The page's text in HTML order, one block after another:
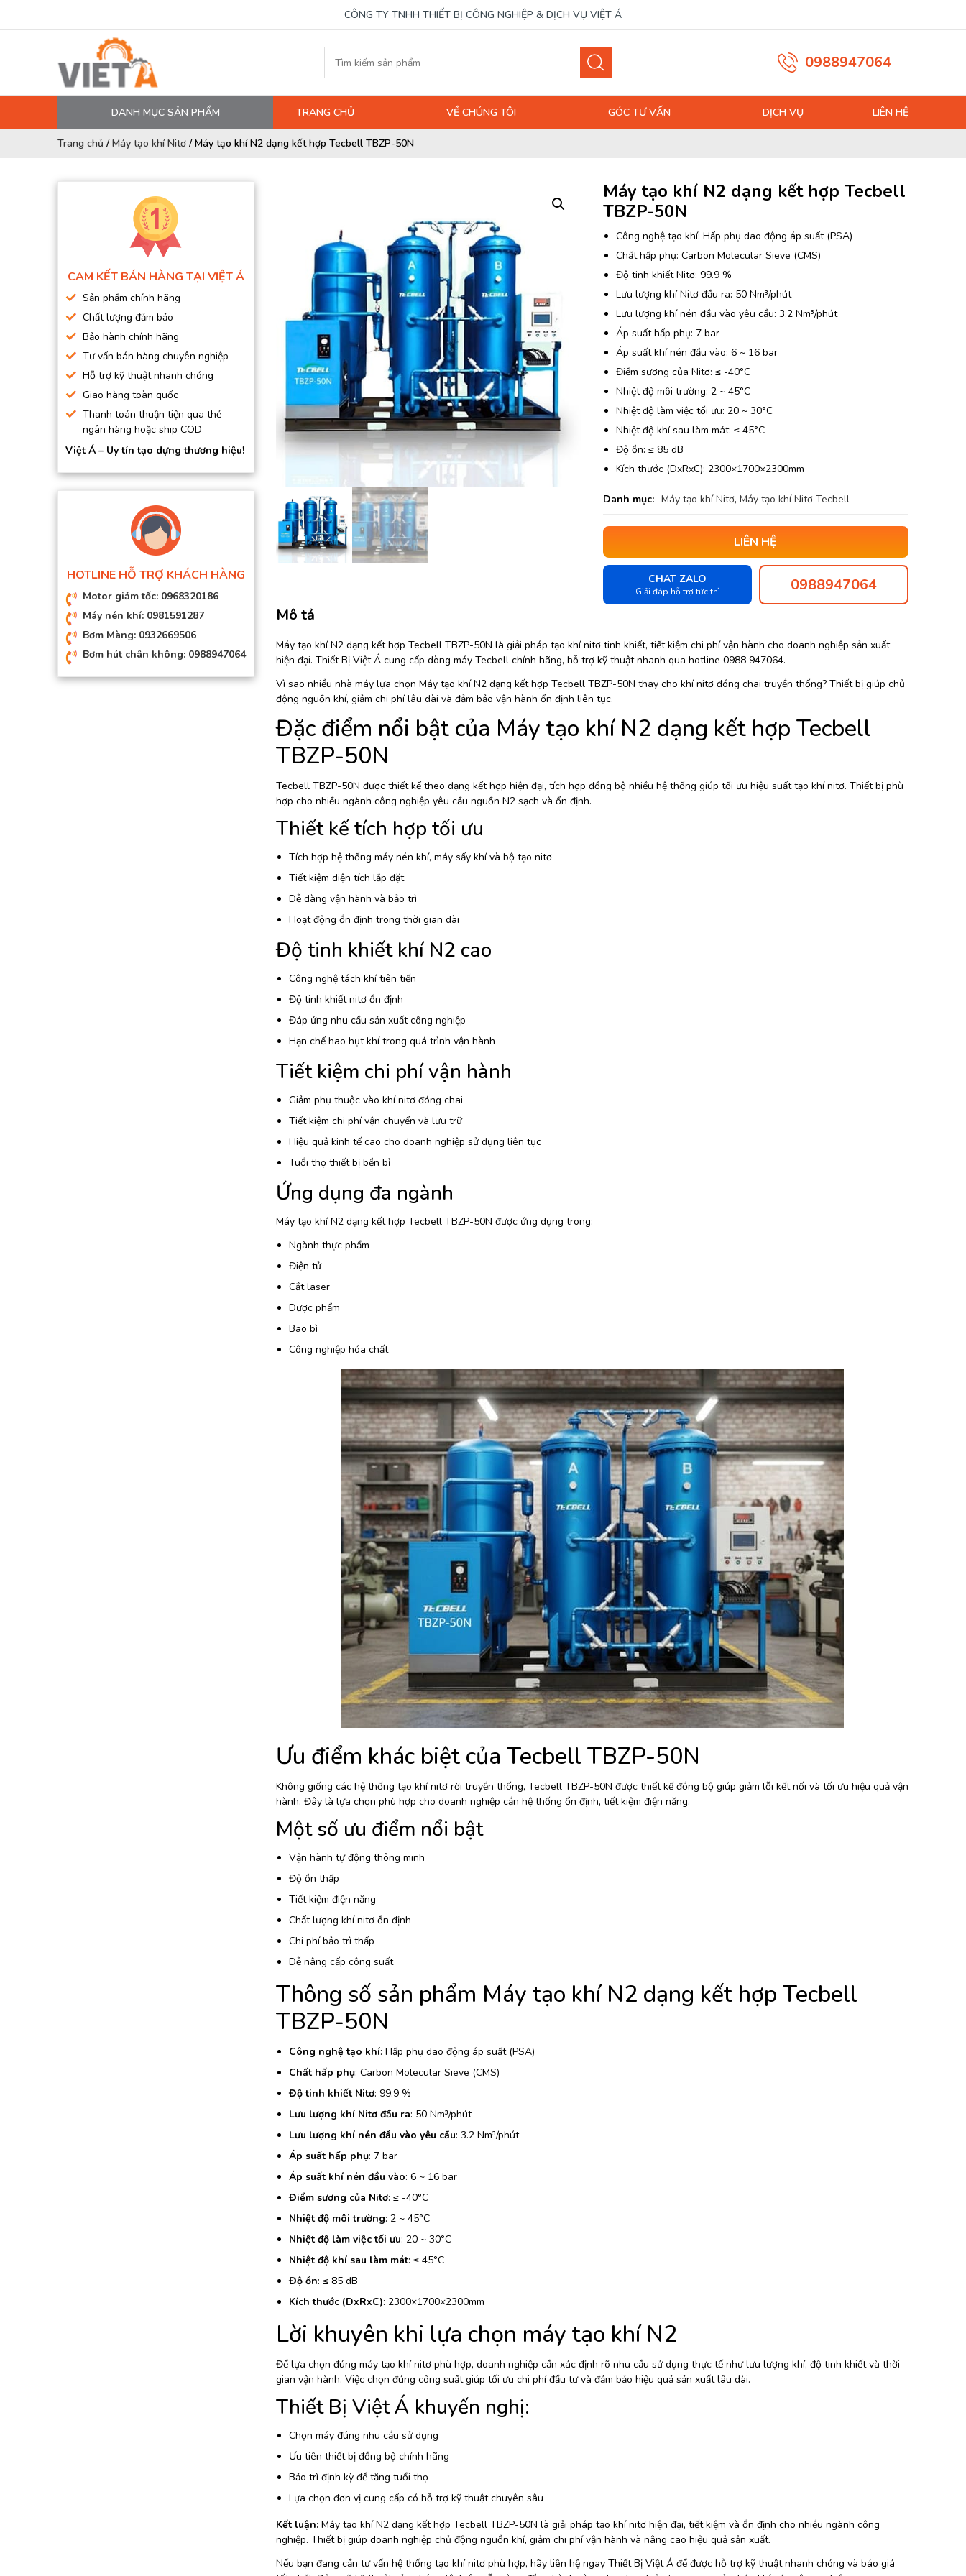
CÔNG TY TNHH THIẾT BỊ CÔNG NGHIỆP & DỊCH VỤ VIỆT Á
0988947064
DANH MỤC SẢN PHẨM
MÁY NÉN KHÍ
DẦU MÁY NÉN KHÍ
DÂY HƠI, ỐNG HƠI
BƠM MÀNG KHÍ NÉN
BƠM HÚT CHÂN KHÔNG
BƠM ĐỊNH LƯỢNG
MOTOR, HỘP GIẢM TỐC
MÁY TẠO KHÍ NITO
TRANG CHỦ VỀ CHÚNG TÔI GÓC TƯ VẤN DỊCH VỤ LIÊN HỆ
Trang chủ /Máy tạo khí Nitơ /Máy tạo khí N2 dạng kết hợp Tecbell TBZP-50N
CAM KẾT BÁN HÀNG TẠI VIỆT Á
Sản phẩm chính hãng
Chất lượng đảm bảo
Bảo hành chính hãng
Tư vấn bán hàng chuyên nghiệp
Hỗ trợ kỹ thuật nhanh chóng
Giao hàng toàn quốc
Thanh toán thuận tiện qua thẻ
ngân hàng hoặc ship COD
Việt Á – Uy tín tạo dựng thương hiệu!
HOTLINE HỖ TRỢ KHÁCH HÀNG
Motor giảm tốc: 0968320186
Máy nén khí: 0981591287
Bơm Màng: 0932669506
Bơm hút chân không: 0988947064
Máy tạo khí N2 dạng kết hợp Tecbell
TBZP-50N
Công nghệ tạo khí: Hấp phụ dao động áp suất (PSA)
Chất hấp phụ: Carbon Molecular Sieve (CMS)
Độ tinh khiết Nitơ: 99.9 %
Lưu lượng khí Nitơ đầu ra: 50 Nm³/phút
Lưu lượng khí nén đầu vào yêu cầu: 3.2 Nm³/phút
Áp suất hấp phụ: 7 bar
Áp suất khí nén đầu vào: 6 ~ 16 bar
Điểm sương của Nitơ: ≤ -40°C
Nhiệt độ môi trường: 2 ~ 45°C
Nhiệt độ làm việc tối ưu: 20 ~ 30°C
Nhiệt độ khí sau làm mát: ≤ 45°C
Độ ồn: ≤ 85 dB
Kích thước (DxRxC): 2300×1700×2300mm
Danh mục: Máy tạo khí Nitơ, Máy tạo khí Nitơ Tecbell
LIÊN HỆ
CHAT ZALO
Giải đáp hỗ trợ tức thì
0988947064
Mô tả
Máy tạo khí N2 dạng kết hợp Tecbell TBZP-50N là giải pháp tạo khí nitơ tinh khiết, tiết kiệm chi phí vận hành cho doanh nghiệp sản xuất
hiện đại. Thiết Bị Việt Á cung cấp dòng máy Tecbell chính hãng, hỗ trợ kỹ thuật nhanh qua hotline 0988 947064.
Vì sao nhiều nhà máy lựa chọn Máy tạo khí N2 dạng kết hợp Tecbell TBZP-50N thay cho khí nitơ đóng chai truyền thống? Thiết bị giúp chủ
động nguồn khí, giảm chi phí lâu dài và đảm bảo vận hành ổn định liên tục.
Đặc điểm nổi bật của Máy tạo khí N2 dạng kết hợp Tecbell
TBZP-50N
Tecbell TBZP-50N được thiết kế theo dạng kết hợp hiện đại, tích hợp đồng bộ nhiều hệ thống giúp tối ưu hiệu suất tạo khí nitơ. Thiết bị phù
hợp cho nhiều ngành công nghiệp yêu cầu nguồn N2 sạch và ổn định.
Thiết kế tích hợp tối ưu
Tích hợp hệ thống máy nén khí, máy sấy khí và bộ tạo nitơ
Tiết kiệm diện tích lắp đặt
Dễ dàng vận hành và bảo trì
Hoạt động ổn định trong thời gian dài
Độ tinh khiết khí N2 cao
Công nghệ tách khí tiên tiến
Độ tinh khiết nitơ ổn định
Đáp ứng nhu cầu sản xuất công nghiệp
Hạn chế hao hụt khí trong quá trình vận hành
Tiết kiệm chi phí vận hành
Giảm phụ thuộc vào khí nitơ đóng chai
Tiết kiệm chi phí vận chuyển và lưu trữ
Hiệu quả kinh tế cao cho doanh nghiệp sử dụng liên tục
Tuổi thọ thiết bị bền bỉ
Ứng dụng đa ngành
Máy tạo khí N2 dạng kết hợp Tecbell TBZP-50N được ứng dụng trong:
Ngành thực phẩm
Điện tử
Cắt laser
Dược phẩm
Bao bì
Công nghiệp hóa chất
Ưu điểm khác biệt của Tecbell TBZP-50N
Không giống các hệ thống tạo khí nitơ rời truyền thống, Tecbell TBZP-50N được thiết kế đồng bộ giúp giảm lỗi kết nối và tối ưu hiệu quả vận
hành. Đây là lựa chọn phù hợp cho doanh nghiệp cần hệ thống ổn định, tiết kiệm điện năng.
Một số ưu điểm nổi bật
Vận hành tự động thông minh
Độ ồn thấp
Tiết kiệm điện năng
Chất lượng khí nitơ ổn định
Chi phí bảo trì thấp
Dễ nâng cấp công suất
Thông số sản phẩm Máy tạo khí N2 dạng kết hợp Tecbell
TBZP-50N
Công nghệ tạo khí: Hấp phụ dao động áp suất (PSA)
Chất hấp phụ: Carbon Molecular Sieve (CMS)
Độ tinh khiết Nitơ: 99.9 %
Lưu lượng khí Nitơ đầu ra: 50 Nm³/phút
Lưu lượng khí nén đầu vào yêu cầu: 3.2 Nm³/phút
Áp suất hấp phụ: 7 bar
Áp suất khí nén đầu vào: 6 ~ 16 bar
Điểm sương của Nitơ: ≤ -40°C
Nhiệt độ môi trường: 2 ~ 45°C
Nhiệt độ làm việc tối ưu: 20 ~ 30°C
Nhiệt độ khí sau làm mát: ≤ 45°C
Độ ồn: ≤ 85 dB
Kích thước (DxRxC): 2300×1700×2300mm
Lời khuyên khi lựa chọn máy tạo khí N2
Để lựa chọn đúng máy tạo khí nitơ phù hợp, doanh nghiệp cần xác định rõ nhu cầu sử dụng thực tế như lưu lượng khí, độ tinh khiết và thời
gian vận hành. Việc chọn đúng công suất giúp tối ưu chi phí đầu tư và đảm bảo hiệu quả sản xuất lâu dài.
Thiết Bị Việt Á khuyến nghị:
Chọn máy đúng nhu cầu sử dụng
Ưu tiên thiết bị đồng bộ chính hãng
Bảo trì định kỳ để tăng tuổi thọ
Lựa chọn đơn vị cung cấp có hỗ trợ kỹ thuật chuyên sâu
Kết luận: Máy tạo khí N2 dạng kết hợp Tecbell TBZP-50N là giải pháp tạo khí nitơ hiện đại, tiết kiệm và ổn định cho nhiều ngành công
nghiệp. Thiết bị giúp doanh nghiệp chủ động nguồn khí, giảm chi phí vận hành và nâng cao hiệu quả sản xuất.
Nếu bạn đang cần tư vấn hệ thống tạo khí nitơ phù hợp, hãy liên hệ ngay Thiết Bị Việt Á để được hỗ trợ kỹ thuật nhanh chóng và báo giá